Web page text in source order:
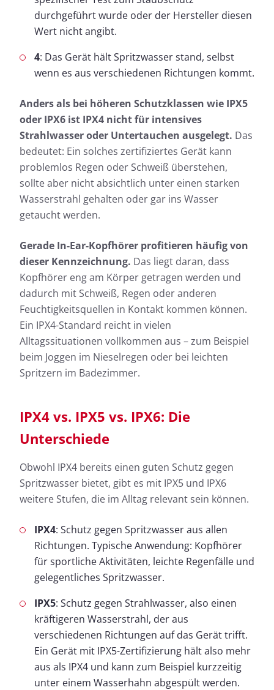
durchgeführt wurde oder der Hersteller diesen
Wert nicht angibt.
4: Das Gerät hält Spritzwasser stand, selbst
wenn es aus verschiedenen Richtungen kommt.
Anders als bei höheren Schutzklassen wie IPX5
oder IPX6 ist IPX4 nicht für intensives
Strahlwasser oder Untertauchen ausgelegt. Das
bedeutet: Ein solches zertifiziertes Gerät kann
problemlos Regen oder Schweiß überstehen,
sollte aber nicht absichtlich unter einen starken
Wasserstrahl gehalten oder gar ins Wasser
getaucht werden.
Gerade In-Ear-Kopfhörer profitieren häufig von
dieser Kennzeichnung. Das liegt daran, dass
Kopfhörer eng am Körper getragen werden und
dadurch mit Schweiß, Regen oder anderen
Feuchtigkeitsquellen in Kontakt kommen können.
Ein IPX4-Standard reicht in vielen
Alltagssituationen vollkommen aus – zum Beispiel
beim Joggen im Nieselregen oder bei leichten
Spritzern im Badezimmer.
IPX4 vs. IPX5 vs. IPX6: Die
Unterschiede
Obwohl IPX4 bereits einen guten Schutz gegen
Spritzwasser bietet, gibt es mit IPX5 und IPX6
weitere Stufen, die im Alltag relevant sein können.
IPX4: Schutz gegen Spritzwasser aus allen
Richtungen. Typische Anwendung: Kopfhörer
für sportliche Aktivitäten, leichte Regenfälle und
gelegentliches Spritzwasser.
IPX5: Schutz gegen Strahlwasser, also einen
kräftigeren Wasserstrahl, der aus
verschiedenen Richtungen auf das Gerät trifft.
Ein Gerät mit IPX5-Zertifizierung hält also mehr
aus als IPX4 und kann zum Beispiel kurzzeitig
unter einem Wasserhahn abgespült werden.